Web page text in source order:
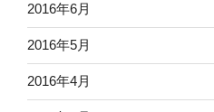
2016年6月
2016年5月
2016年4月